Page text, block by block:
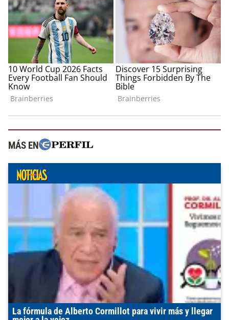
MÁS EN
La fórmula de Alberto Cormillot para vivir más y llegar